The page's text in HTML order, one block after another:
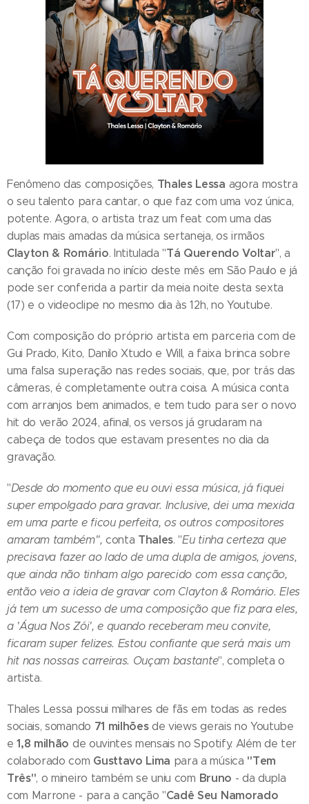
Fenômeno das composições, Thales Lessa agora mostra
o seu talento para cantar, o que faz com uma voz única,
potente. Agora, o artista traz um feat com uma das
duplas mais amadas da música sertaneja, os irmãos
Clayton & Romário. Intitulada "Tá Querendo Voltar", a
canção foi gravada no início deste mês em São Paulo e já
pode ser conferida a partir da meia noite desta sexta
(17) e o videoclipe no mesmo dia às 12h, no Youtube.
Com composição do próprio artista em parceria com de
Gui Prado, Kito, Danilo Xtudo e Will, a faixa brinca sobre
uma falsa superação nas redes sociais, que, por trás das
câmeras, é completamente outra coisa. A música conta
com arranjos bem animados, e tem tudo para ser o novo
hit do verão 2024, afinal, os versos já grudaram na
cabeça de todos que estavam presentes no dia da
gravação.
"Desde do momento que eu ouvi essa música, já fiquei
super empolgado para gravar. Inclusive, dei uma mexida
em uma parte e ficou perfeita, os outros compositores
amaram também", conta Thales. "Eu tinha certeza que
precisava fazer ao lado de uma dupla de amigos, jovens,
que ainda não tinham algo parecido com essa canção,
então veio a ideia de gravar com Clayton & Romário. Eles
já tem um sucesso de uma composição que fiz para eles,
a 'Água Nos Zói', e quando receberam meu convite,
ficaram super felizes. Estou confiante que será mais um
hit nas nossas carreiras. Ouçam bastante", completa o
artista.
Thales Lessa possui milhares de fãs em todas as redes
sociais, somando 71 milhõesde views gerais no Youtube
e1,8 milhão de ouvintes mensais no Spotify. Além de ter
colaborado com Gusttavo Lima para a música "Tem
Três", o mineiro também se uniu com Bruno - da dupla
com Marrone - para a canção "Cadê Seu Namorado